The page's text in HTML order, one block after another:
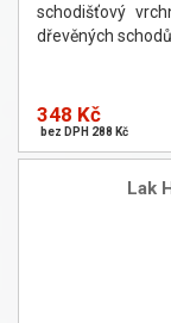
schodišťový
dřevěných
348 Kč
bez DPH 288 Kč
Lak